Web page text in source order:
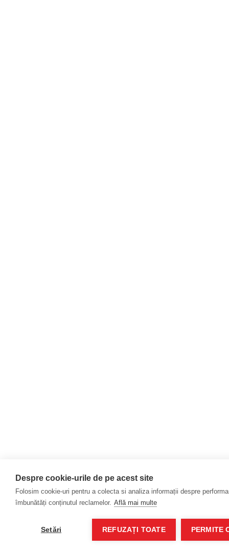
Despre cookie-urile de pe acest site
Folosim cookie-uri pentru a colecta si analiza informații despre
îmbunătăți conținutul reclamelor. Află mai multe
Setări REFUZAȚI TOATE PERMITE